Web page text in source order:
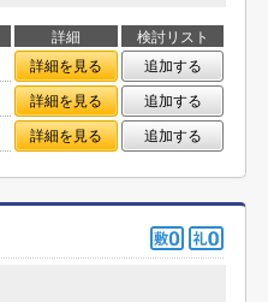
詳細
検討リスト
詳細を見る
追加する
詳細を見る
追加する
詳細を見る 追加する